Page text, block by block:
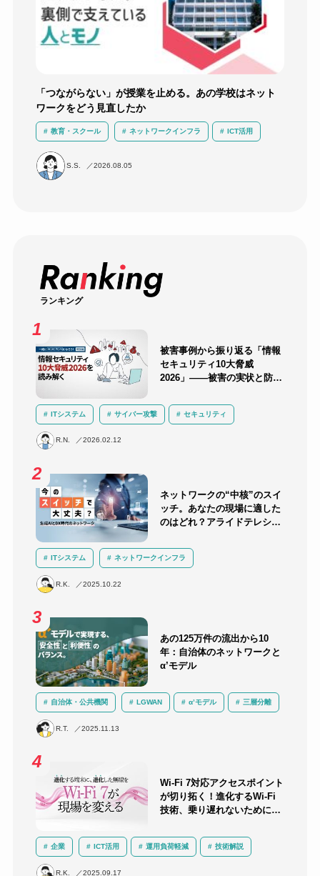
「つながらない」が授業を止める。あの学校はネット
ワークをどう見直したか
教育・スクール ネットワークインフラ ICT活用
運用負荷軽減
S.S.
2026.08.05
ランキング
被害事例から振り返る「情報
セキュリティ10大脅威
2026」――被害の実状と防御
ITシステム サイバー攻撃 セキュリティ
インシデント対応
R.N. 2026.02.12
ネットワークの“中核”のスイ
ッチ。あなたの現場に適した
のはどれ？アライドテレシス
説！
ITシステム ネットワークインフラ
ネットワーク機器選定
R.K. 2025.10.22
あの125万件の流出から10
年：自治体のネットワークと
α’モデル
自治体・公共機関 LGWAN α’モデル 三層分離
ネットワークインフラ
R.T. 2025.11.13
Wi-Fi 7対応アクセスポイント
が切り拓く！進化するWi-Fi
技術、乗り遅れないために知
企業 ICT活用 運用負荷軽減 技術解説
無線LAN ネットワークインフラ
R.K. 2025.09.17